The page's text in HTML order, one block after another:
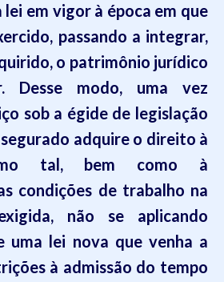
em vigor à época em que
passando a integrar,
o patrimônio jurídico
Desse modo, uma vez
sob a égide de legislação
adquire o direito à
tal, bem como à
condições de trabalho na
não se aplicando
uma lei nova que venha a
à admissão do tempo